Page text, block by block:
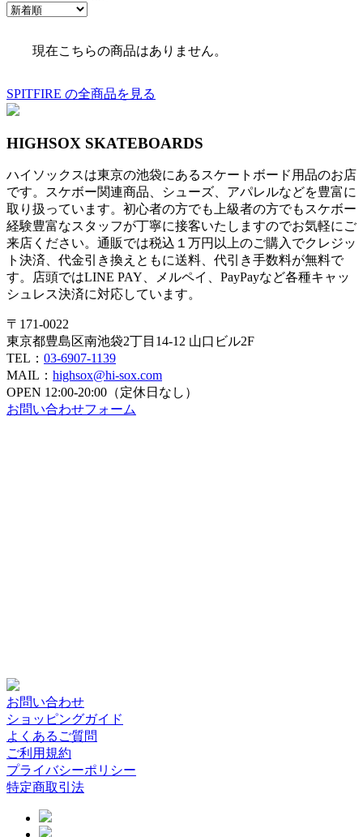
現在こちらの商品はありません。
SPITFIRE の全商品を見る
HIGHSOX SKATEBOARDS
ハイソックスは東京の池袋にあるスケートボード用品のお店
です。スケボー関連商品、シューズ、アパレルなどを豊富に
取り扱っています。初心者の方でも上級者の方でもスケボー
経験豊富なスタッフが丁寧に接客いたしますのでお気軽にご
来店ください。通販では税込１万円以上のご購入でクレジッ
ト決済、代金引き換えともに送料、代引き手数料が無料で
す。店頭ではLINE PAY、メルペイ、PayPayなど各種キャッ
シュレス決済に対応しています。
〒171-0022
東京都豊島区南池袋2丁目14-12 山口ビル2F
TEL： 03-6907-1139
MAIL： highsox@hi-sox.com
OPEN 12:00-20:00（定休日なし）
お問い合わせフォーム
お問い合わせ
ショッピングガイド
よくあるご質問
ご利用規約
プライバシーポリシー
特定商取引法